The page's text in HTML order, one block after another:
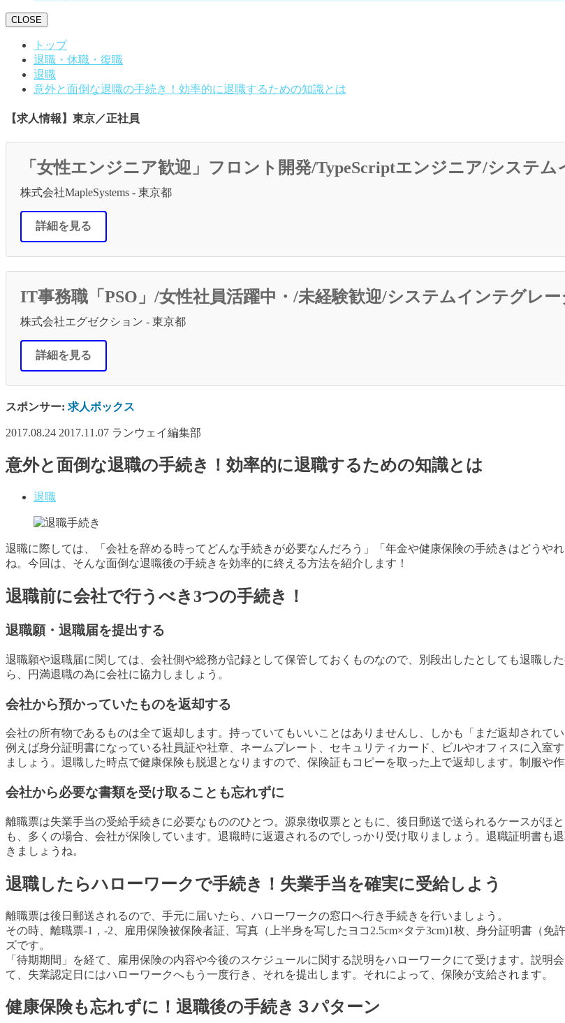
CLOSE
トップ
退職・休職・復職
退職
意外と面倒な退職の手続き！効率的に退職するための知識とは
【求人情報】東京／正社員
「女性エンジニア歓迎」フロント開発/TypeScriptエンジニア/システ
株式会社MapleSystems - 東京都
詳細を見る
IT事務職「PSO」/女性社員活躍中・/未経験歓迎/システムインテグレ
株式会社エグゼクション - 東京都
詳細を見る
スポンサー: 求人ボックス
2017.08.24 2017.11.07 ランウェイ編集部
意外と面倒な退職の手続き！効率的に退職するための知識とは
退職
退職に際しては、「会社を辞める時ってどんな手続きが必要なんだろう」「年金や健康保険の手続きはどうや
ね。今回は、そんな面倒な退職後の手続きを効率的に終える方法を紹介します！
退職前に会社で行うべき3つの手続き！
退職願・退職届を提出する
退職願や退職届に関しては、会社側や総務が記録として保管しておくものなので、別段出したとしても退職し
ら、円満退職の為に会社に協力しましょう。
会社から預かっていたものを返却する
会社の所有物であるものは全て返却します。持っていてもいいことはありませんし、しかも「まだ返却されて
例えば身分証明書になっている社員証や社章、ネームプレート、セキュリティカード、ビルやオフィスに入室
ましょう。退職した時点で健康保険も脱退となりますので、保険証もコピーを取った上で返却します。制服や
会社から必要な書類を受け取ることも忘れずに
離職票は失業手当の受給手続きに必要なもののひとつ。源泉徴収票とともに、後日郵送で送られるケースがほ
も、多くの場合、会社が保険しています。退職時に返還されるのでしっかり受け取りましょう。退職証明書も
きましょうね。
退職したらハローワークで手続き！失業手当を確実に受給しよう
離職票は後日郵送されるので、手元に届いたら、ハローワークの窓口へ行き手続きを行いましょう。
その時、離職票-1，-2、雇用保険被保険者証、写真（上半身を写したヨコ2.5cm×タテ3cm)1枚、身分証明書（
ズです。
「待期期間」を経て、雇用保険の内容や今後のスケジュールに関する説明をハローワークにて受けます。説
て、失業認定日にはハローワークへもう一度行き、それを提出します。それによって、保険が支給されます。
健康保険も忘れずに！退職後の手続き３パターン